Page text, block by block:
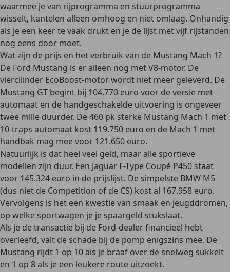
waarmee je van rijprogramma en stuurprogramma
wisselt, kantelen alleen omhoog en niet omlaag. Onhandig
als je een keer te vaak drukt en je de lijst met vijf rijstanden
nog eens door moet.
Wat zijn de prijs en het verbruik van de Mustang Mach 1?
De Ford Mustang is er alleen nog met V8-motor. De
viercilinder EcoBoost-motor wordt niet meer geleverd. De
Mustang GT begint bij 104.770 euro voor de versie met
automaat en de handgeschakelde uitvoering is ongeveer
twee mille duurder. De 460 pk sterke Mustang Mach 1 met
10-traps automaat kost 119.750 euro en de Mach 1 met
handbak mag mee voor 121.650 euro.
Natuurlijk is dat heel veel geld, maar alle sportieve
modellen zijn duur. Een Jaguar F-Type Coupé P450 staat
voor 145.324 euro in de prijslijst. De simpelste BMW M5
(dus niet de Competition of de CS) kost al 167.958 euro.
Vervolgens is het een kwestie van smaak en jeugddromen,
op welke sportwagen je je spaargeld stukslaat.
Als je de transactie bij de Ford-dealer financieel hebt
overleefd, valt de schade bij de pomp enigszins mee. De
Mustang rijdt 1 op 10 als je braaf over de snelweg sukkelt
en 1 op 8 als je een leukere route uitzoekt.